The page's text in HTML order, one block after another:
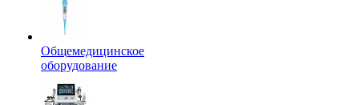
Общемедицинское
оборудование